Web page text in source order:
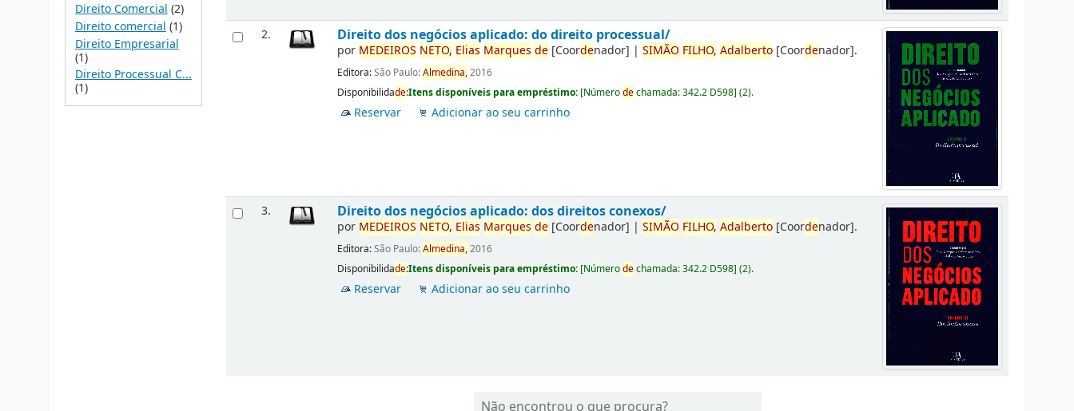
Direito Comercial (2)
Direito comercial (1)
Direito Empresarial
(1)
Direito Processual C...
(1)
2. Direito dos negócios aplicado: do direito processual/
por MEDEIROS NETO, Elias Marques de [Coordenador] |SIMÃO FILHO, Adalberto [Coordenador].
Editora:São Paulo:Almedina,2016
Disponibilidade:Itens disponíveis para empréstimo: [Númerodechamada:342.2 D598](2).
Reservar Adicionar ao seu carrinho
3. Direito dos negócios aplicado: dos direitos conexos/
por MEDEIROS NETO, Elias Marques de [Coordenador] |SIMÃO FILHO, Adalberto [Coordenador].
Editora:São Paulo:Almedina,2016
Disponibilidade:Itens disponíveis para empréstimo: [Númerodechamada:342.2 D598](2).
Reservar Adicionar ao seu carrinho